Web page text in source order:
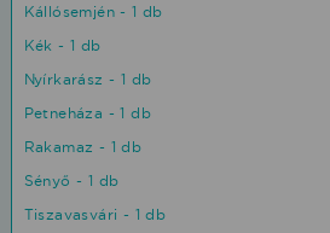
Kállósemjén - 1 db
Kék - 1 db
Nyírkarász - 1 db
Petneháza - 1 db
Rakamaz - 1 db
Sényő - 1 db
Tiszavasvári - 1 db